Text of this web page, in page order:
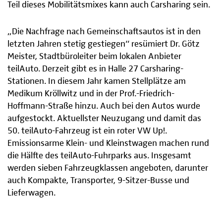
Teil dieses Mobilitätsmixes kann auch Carsharing sein.
„Die Nachfrage nach Gemeinschaftsautos ist in den
letzten Jahren stetig gestiegen“ resümiert Dr. Götz
Meister, Stadtbüroleiter beim lokalen Anbieter
teilAuto. Derzeit gibt es in Halle 27 Carsharing-
Stationen. In diesem Jahr kamen Stellplätze am
Medikum Kröllwitz und in der Prof.-Friedrich-
Hoffmann-Straße hinzu. Auch bei den Autos wurde
aufgestockt. Aktuellster Neuzugang und damit das
50. teilAuto-Fahrzeug ist ein roter VW Up!.
Emissionsarme Klein- und Kleinstwagen machen rund
die Hälfte des teilAuto-Fuhrparks aus. Insgesamt
werden sieben Fahrzeugklassen angeboten, darunter
auch Kompakte, Transporter, 9-Sitzer-Busse und
Lieferwagen.